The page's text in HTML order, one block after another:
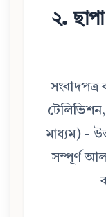
২.
সংবাদপত্র
মাধ্যম) -
সম্পূর্ণ